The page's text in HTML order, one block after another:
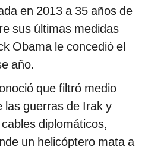
en 2013 a 35 años de
sus últimas medidas
Obama le concedió el
año.
que filtró medio
las guerras de Irak y
diplomáticos,
un helicóptero mata a